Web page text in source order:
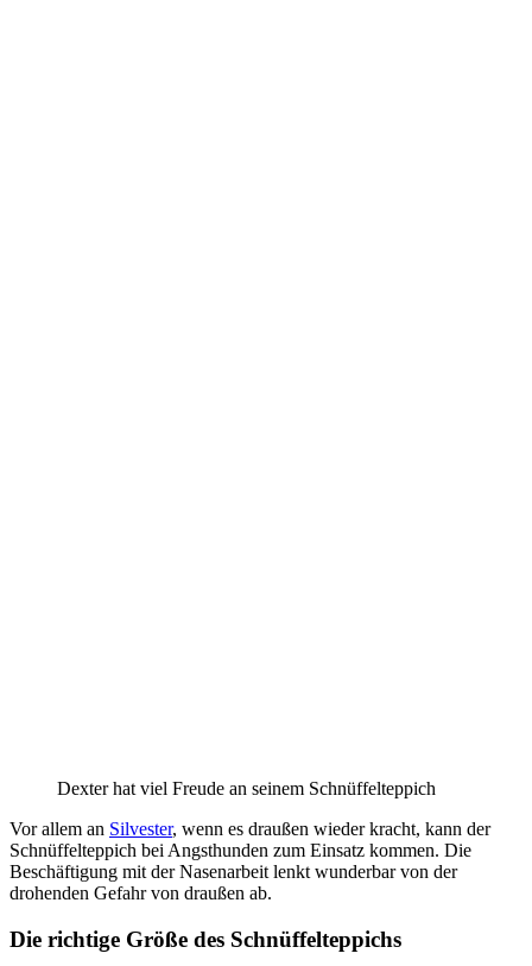
Dexter hat viel Freude an seinem Schnüffelteppich
Vor allem an Silvester, wenn es draußen wieder kracht, kann der
Schnüffelteppich bei Angsthunden zum Einsatz kommen. Die
Beschäftigung mit der Nasenarbeit lenkt wunderbar von der
drohenden Gefahr von draußen ab.
Die richtige Größe des Schnüffelteppichs